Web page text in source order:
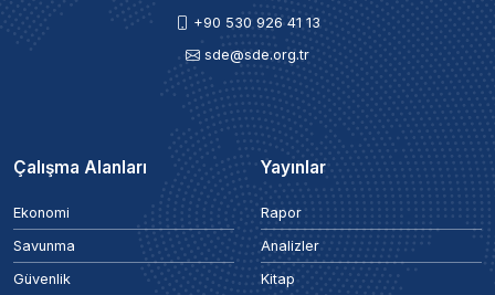
+90 530 926 41 13
sde@sde.org.tr
Çalışma Alanları
Ekonomi
Savunma
Güvenlik
Yayınlar
Rapor
Analizler
Kitap